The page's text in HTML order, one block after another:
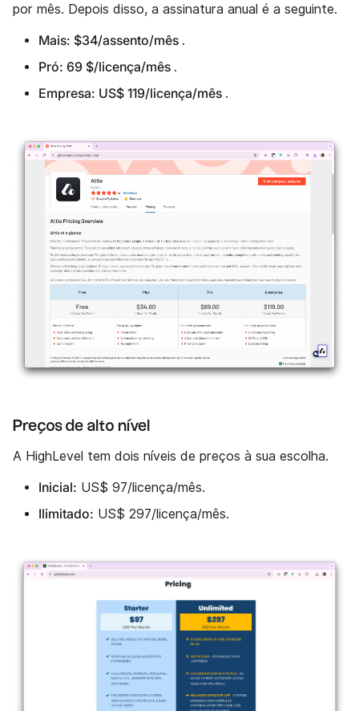
por mês. Depois disso, a assinatura anual é a seguinte.
Mais: $34/assento/mês .
Pró: 69 $/licença/mês .
Empresa: US$ 119/licença/mês .
Preços de alto nível
A HighLevel tem dois níveis de preços à sua escolha.
Inicial: US$ 97/licença/mês.
Ilimitado: US$ 297/licença/mês.